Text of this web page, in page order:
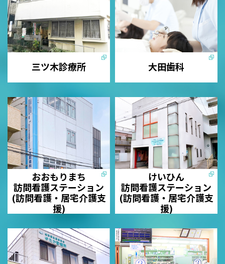
三ツ木診療所 大田歯科
おおもりまち
訪問看護ステーション
(訪問看護・居宅介護支
援)
けいひん
訪問看護ステーション
(訪問看護・居宅介護支
援)